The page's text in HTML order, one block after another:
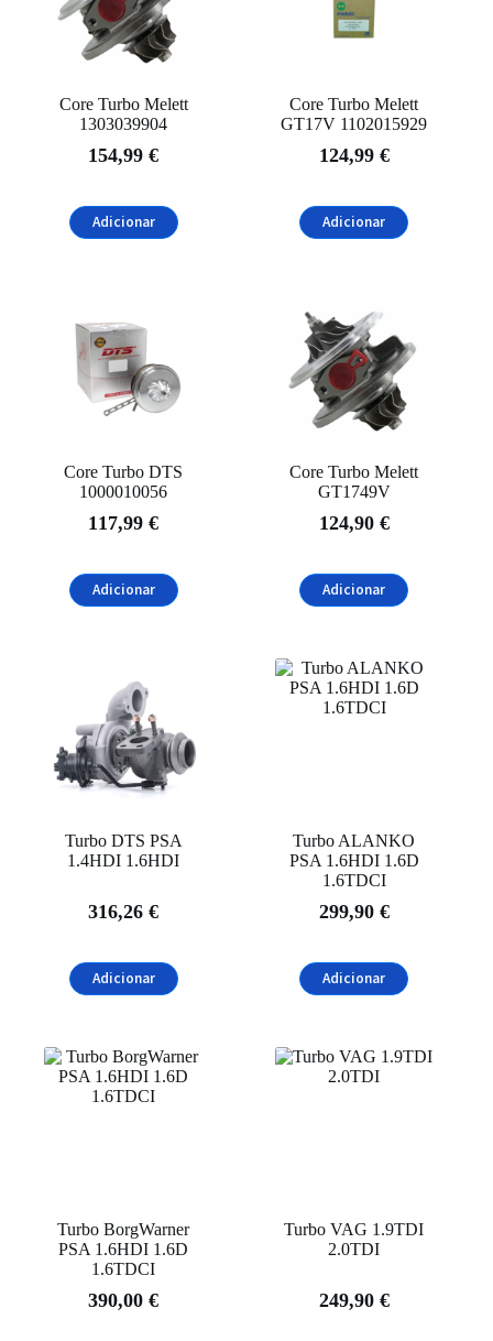
Skoda(5)
Volkswagen(6)
Core Turbo Melett
1303039904
154,99€
Adicionar
Core Turbo Melett
GT17V 1102015929
124,99 €
Adicionar
Core Turbo DTS
1000010056
117,99€
Adicionar
Core Turbo Melett
GT1749V
124,90 €
Adicionar
Turbo DTS PSA
1.4HDI 1.6HDI
316,26€
Adicionar
Turbo ALANKO
PSA 1.6HDI 1.6D
1.6TDCI
299,90 €
Adicionar
Turbo BorgWarner
PSA 1.6HDI 1.6D
1.6TDCI
390,00€
Turbo VAG 1.9TDI
2.0TDI
249,90 €